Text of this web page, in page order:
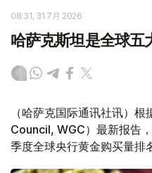
08:31, 31 7月 2026
哈萨克斯坦是全球五
（哈萨克国际通讯社讯）
Council, WGC）最新报告
季度全球央行黄金购买量排